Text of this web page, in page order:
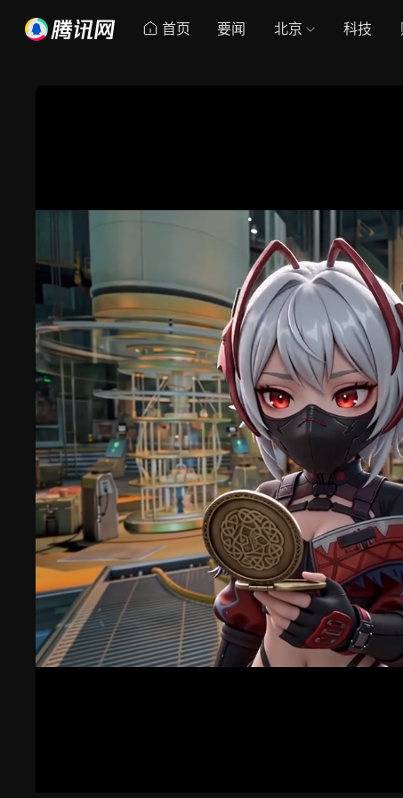
首页 要闻 北京 科技